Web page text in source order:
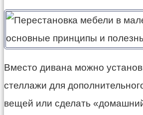
Вместо дивана можно
стеллажи для
вещей или сделать